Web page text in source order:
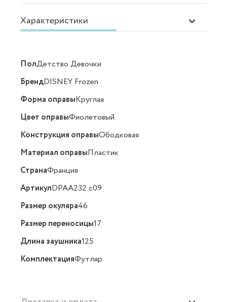
Характеристики
ПолДетство Девочки
БрендDISNEY Frozen
Форма оправыКруглая
Цвет оправыФиолетовый
Конструкция оправыОбодковая
Материал оправыПластик
СтранаФранция
АртикулDPAA232 c09
Размер окуляра46
Размер переносицы17
Длина заушника125
КомплектацияФутляр